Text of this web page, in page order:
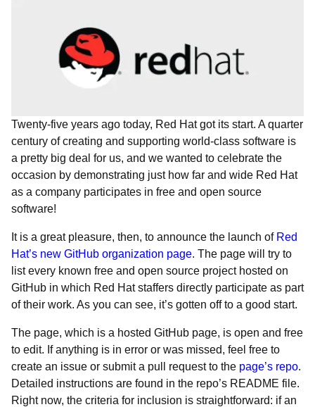
Twenty-five years ago today, Red Hat got its start. A quarter
century of creating and supporting world-class software is
a pretty big deal for us, and we wanted to celebrate the
occasion by demonstrating just how far and wide Red Hat
as a company participates in free and open source
software!
It is a great pleasure, then, to announce the launch of Red
Hat’s new GitHub organization page. The page will try to
list every known free and open source project hosted on
GitHub in which Red Hat staffers directly participate as part
of their work. As you can see, it’s gotten off to a good start.
The page, which is a hosted GitHub page, is open and free
to edit. If anything is in error or was missed, feel free to
create an issue or submit a pull request to the page’s repo.
Detailed instructions are found in the repo’s README file.
Right now, the criteria for inclusion is straightforward: if an